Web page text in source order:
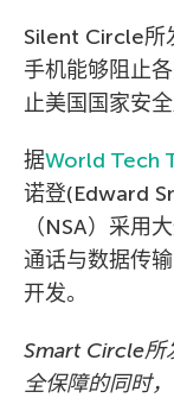
Silent Circle所
手机能够阻止
止美国国家安
据World Tech
诺登(Edward
（NSA）采用
通话与数据传
开发。
Smart Circle所
全保障的同时